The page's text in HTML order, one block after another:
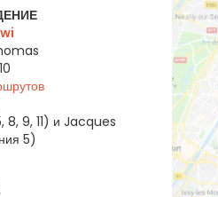
9, 11) и Jacques
5)